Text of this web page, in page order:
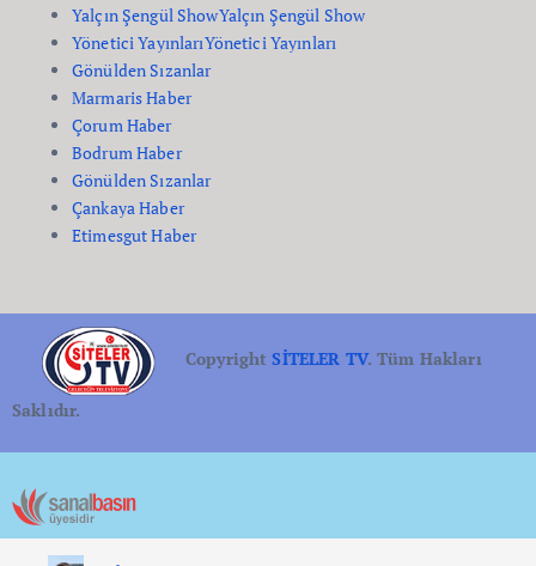
Yalçın Şengül ShowYalçın Şengül Show
Yönetici YayınlarıYönetici Yayınları
Gönülden Sızanlar
Marmaris Haber
Çorum Haber
Bodrum Haber
Gönülden Sızanlar
Çankaya Haber
Etimesgut Haber
CopyrightSİTELER TV. Tüm Hakları
Saklıdır.